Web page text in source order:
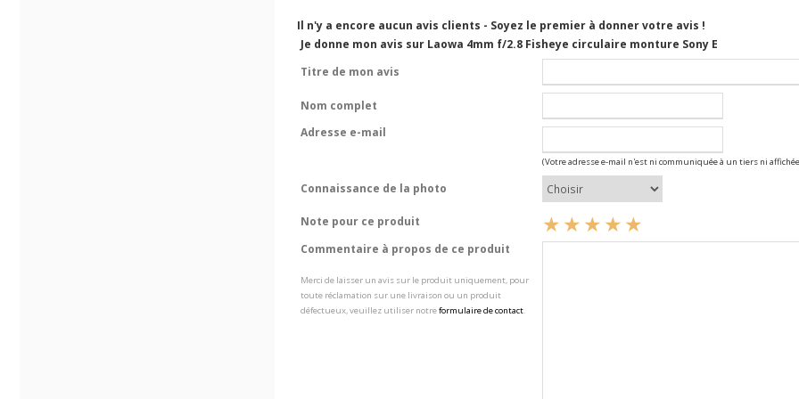
Il n'y a encore aucun avis clients - Soyez le premier à donner votre avis !
Je donne mon avis sur Laowa 4mm f/2.8 Fisheye circulaire monture Sony E
Titre de mon avis
Nom complet
Adresse e-mail
(Votre adresse e-mail n'est ni communiquée à un tiers ni
Connaissance de la photo
Note pour ce produit
Commentaire à propos de ce produit
Merci de laisser un avis sur le produit uniquement, pour
toute réclamation sur une livraison ou un produit
défectueux, veuillez utiliser notreformulaire de contact.